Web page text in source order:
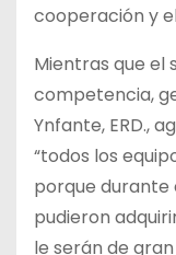
cooperación y
Mientras que el
competencia,
Ynfante, ERD.,
“todos los
porque durante
pudieron
le serán de